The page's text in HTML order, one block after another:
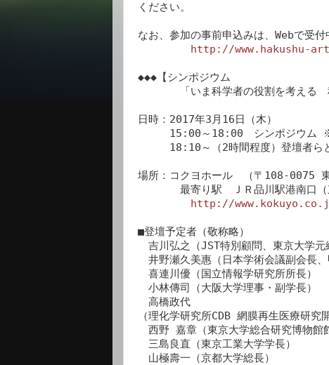
ください。
なお、参加の事前申込みは、Webで受付
http://www.hakushu-
◆◆◆【シンポジウム
「いま科学者の役割を考える　科
日時：2017年3月16日（木）
15:00～18:00　シンポジウム ※
18:10～（2時間程度）登壇者ら
場所：コクヨホール　（〒108-0075
最寄り駅　ＪＲ品川駅港南口（
http://
■登壇予定者（敬称略）
吉川弘之（JST特別顧問、東京大学元
井野瀬久美惠（日本学術会議副会長、
喜連川優（国立情報学研究所所長）
小林傳司（大阪大学理事・副学長）
高橋政代
（理化学研究所CDB 網膜再生医療研
西野 嘉章（東京大学総合研究博物館
三島良直（東京工業大学学長）
山極壽一（京都大学総長）